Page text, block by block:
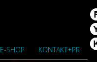
E-SHOP KONTAKT+PR